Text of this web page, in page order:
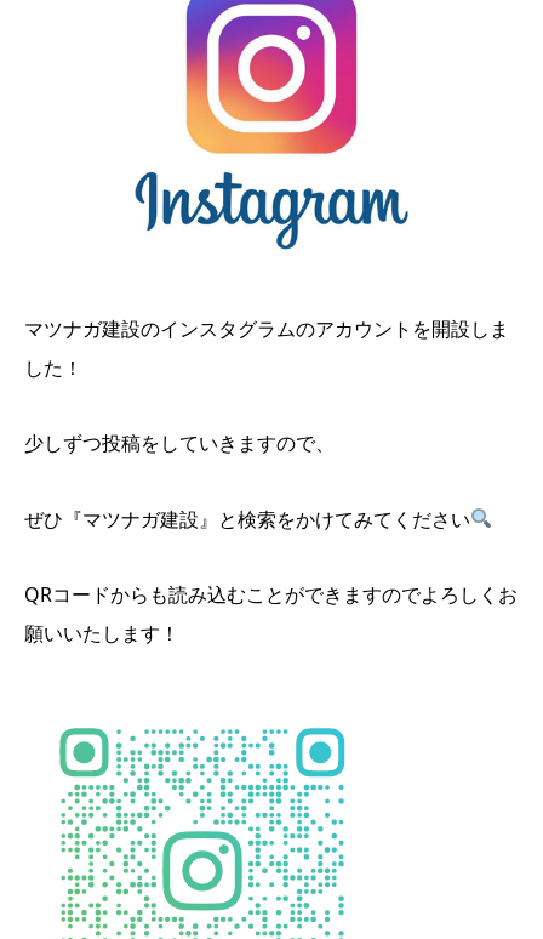
マツナガ建設のインスタグラムのアカウントを開設しま
した！
少しずつ投稿をしていきますので、
ぜひ『マツナガ建設』と検索をかけてみてください
QRコードからも読み込むことができますのでよろしくお
願いいたします！